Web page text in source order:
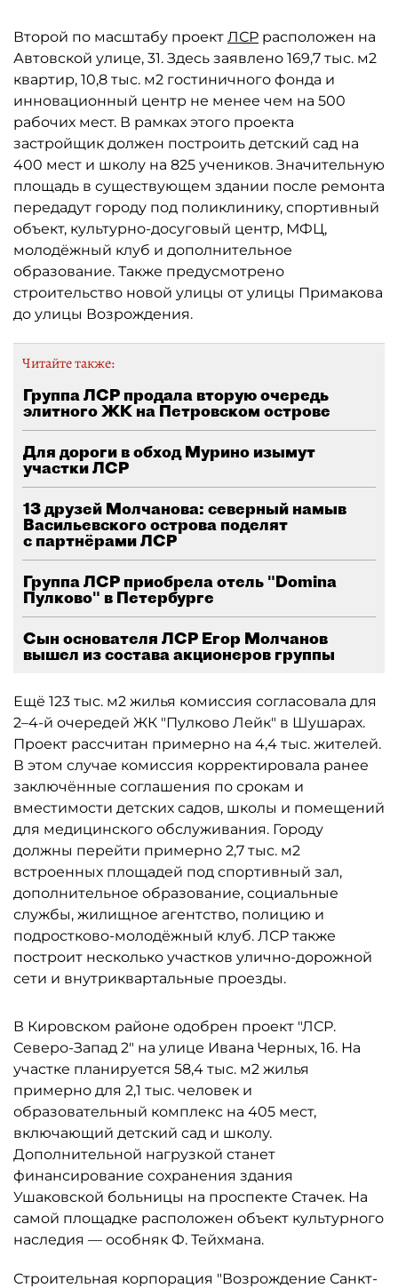
Второй по масштабу проект ЛСР расположен на
Автовской улице, 31. Здесь заявлено 169,7 тыс. м2
квартир, 10,8 тыс. м2 гостиничного фонда и
инновационный центр не менее чем на 500
рабочих мест. В рамках этого проекта
застройщик должен построить детский сад на
400 мест и школу на 825 учеников. Значительную
площадь в существующем здании после ремонта
передадут городу под поликлинику, спортивный
объект, культурно-досуговый центр, МФЦ,
молодёжный клуб и дополнительное
образование. Также предусмотрено
строительство новой улицы от улицы Примакова
до улицы Возрождения.
Читайте также:
Группа ЛСР продала вторую очередь
элитного ЖК на Петровском острове
Для дороги в обход Мурино изымут
участки ЛСР
13 друзей Молчанова: северный намыв
Васильевского острова поделят
с партнёрами ЛСР
Группа ЛСР приобрела отель "Domina
Пулково" в Петербурге
Сын основателя ЛСР Егор Молчанов
вышел из состава акционеров группы
Ещё 123 тыс. м2 жилья комиссия согласовала для
2–4-й очередей ЖК "Пулково Лейк" в Шушарах.
Проект рассчитан примерно на 4,4 тыс. жителей.
В этом случае комиссия корректировала ранее
заключённые соглашения по срокам и
вместимости детских садов, школы и помещений
для медицинского обслуживания. Городу
должны перейти примерно 2,7 тыс. м2
встроенных площадей под спортивный зал,
дополнительное образование, социальные
службы, жилищное агентство, полицию и
подростково-молодёжный клуб. ЛСР также
построит несколько участков улично-дорожной
сети и внутриквартальные проезды.
В Кировском районе одобрен проект "ЛСР.
Северо-Запад 2" на улице Ивана Черных, 16. На
участке планируется 58,4 тыс. м2 жилья
примерно для 2,1 тыс. человек и
образовательный комплекс на 405 мест,
включающий детский сад и школу.
Дополнительной нагрузкой станет
финансирование сохранения здания
Ушаковской больницы на проспекте Стачек. На
самой площадке расположен объект культурного
наследия — особняк Ф. Тейхмана.
Строительная корпорация "Возрождение Санкт-